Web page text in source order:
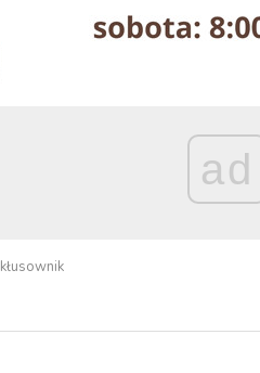
ad
kłusownik